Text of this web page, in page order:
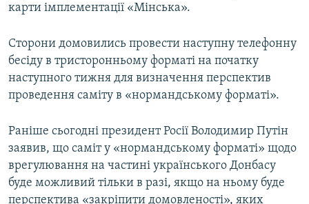
карти імплементації «Мінська».
Сторони домовились провести наступну телефонну
бесіду в тристоронньому форматі на початку
наступного тижня для визначення перспектив
проведення саміту в «нормандському форматі».
Раніше сьогодні президент Росії Володимир Путін
заявив, що саміт у «нормандському форматі» щодо
врегулювання на частині українського Донбасу
буде можливий тільки в разі, якщо на ньому буде
перспектива «закріпити домовленості», яких